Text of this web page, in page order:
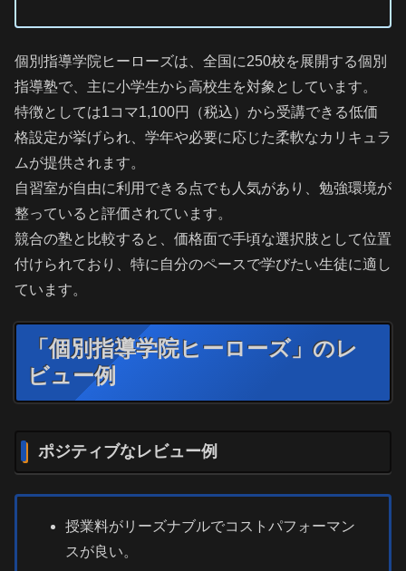
個別指導学院ヒーローズは、全国に250校を展開する個別
指導塾で、主に小学生から高校生を対象としています。
特徴としては1コマ1,100円（税込）から受講できる低価
格設定が挙げられ、学年や必要に応じた柔軟なカリキュラ
ムが提供されます。
自習室が自由に利用できる点でも人気があり、勉強環境が
整っていると評価されています。
競合の塾と比較すると、価格面で手頃な選択肢として位置
付けられており、特に自分のペースで学びたい生徒に適し
ています。
「個別指導学院ヒーローズ」のレ
ビュー例
ポジティブなレビュー例
授業料がリーズナブルでコストパフォーマン
スが良い。